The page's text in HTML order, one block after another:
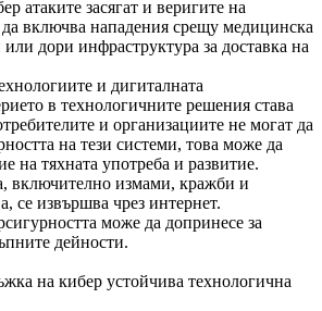
атаките засягат и веригите на
включва нападения срещу медицинска
дори инфраструктура за доставка на
и дигиталната
в технологичните решения става
и организациите не могат да
на тези системи, това може да
на тяхната употреба и развитие.
включително измами, кражби и
се извършва чрез интернет.
може да допринесе за
дейности.
на кибер устойчива технологична